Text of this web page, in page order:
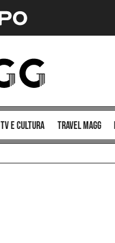
TV e cultura Travel MAGG